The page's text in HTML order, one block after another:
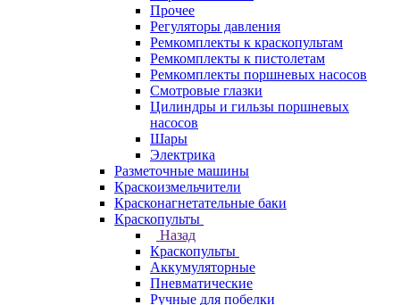
Прочее
Регуляторы давления
Ремкомплекты к краскопультам
Ремкомплекты к пистолетам
Ремкомплекты поршневых насосов
Смотровые глазки
Цилиндры и гильзы поршневых
насосов
Шары
Электрика
Разметочные машины
Краскоизмельчители
Красконагнетательные баки
Краскопульты
Назад
Краскопульты
Аккумуляторные
Пневматические
Ручные для побелки